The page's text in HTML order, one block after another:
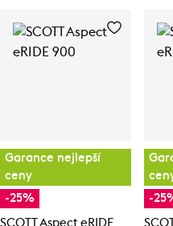
Garance nejlepší
ceny
-25%
SCOTT Aspect eRIDE
-